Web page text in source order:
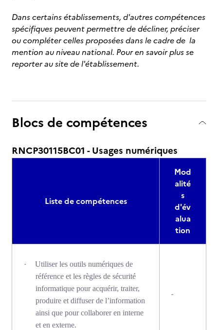
Dans certains établissements, d'autres compétences
spécifiques peuvent permettre de décliner, préciser
ou compléter celles proposées dans le cadre de la
mention au niveau national. Pour en savoir plus se
reporter au site de l'établissement.
Blocs de compétences
RNCP30115BC01 - Usages numériques
Liste de compétences
Mod
alité
s
d'év
alua
tion
·
Utiliser les outils numériques de
référence et les règles de sécurité
informatique pour acquérir, traiter,
produire et diffuser de l’information
ainsi que pour collaborer en interne
et en externe.
-